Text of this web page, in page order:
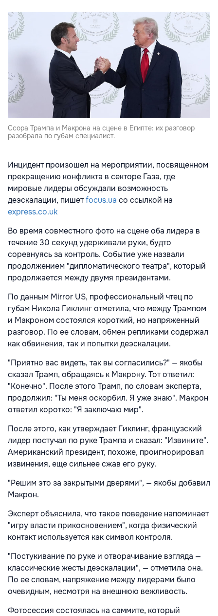
Ссора Трампа и Макрона на сцене в Египте: их разговор
разобрала по губам специалист.
Инцидент произошел на мероприятии, посвященном
прекращению конфликта в секторе Газа, где
мировые лидеры обсуждали возможность
деэскалации, пишетfocus.ua со ссылкой на
express.co.uk
Во время совместного фото на сцене оба лидера в
течение 30 секунд удерживали руки, будто
соревнуясь за контроль. Событие уже назвали
продолжением "дипломатического театра", который
продолжается между двумя президентами.
По данным Mirror US, профессиональный чтец по
губам Никола Гиклинг отметила, что между Трампом
и Макроном состоялся короткий, но напряженный
разговор. По ее словам, обмен репликами содержал
как обвинения, так и попытки деэскалации.
"Приятно вас видеть, так вы согласились?" — якобы
сказал Трамп, обращаясь к Макрону. Тот ответил:
"Конечно". После этого Трамп, по словам эксперта,
продолжил: "Ты меня оскорбил. Я уже знаю". Макрон
ответил коротко: "Я заключаю мир".
После этого, как утверждает Гиклинг, французский
лидер постучал по руке Трампа и сказал: "Извините".
Американский президент, похоже, проигнорировал
извинения, еще сильнее сжав его руку.
"Решим это за закрытыми дверями", — якобы добавил
Макрон.
Эксперт объяснила, что такое поведение напоминает
"игру власти прикосновением", когда физический
контакт используется как символ контроля.
"Постукивание по руке и отворачивание взгляда —
классические жесты деэскалации", — отметила она.
По ее словам, напряжение между лидерами было
очевидным, несмотря на внешнюю вежливость.
Фотосессия состоялась на саммите, который